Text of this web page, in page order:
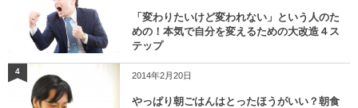
「変わりたいけど変われない」という人のた
めの！本気で自分を変えるための大改造４ス
テップ
4 2014年2月20日
やっぱり朝ごはんはとったほうがいい？朝食